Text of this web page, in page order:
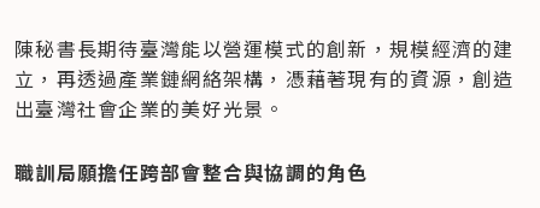
陳秘書長期待臺灣能以營運模式的創新，規模經濟的建
立，再透過產業鏈網絡架構，憑藉著現有的資源，創造
出臺灣社會企業的美好光景。
職訓局願擔任跨部會整合與協調的角色